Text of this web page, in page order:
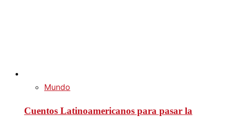
Mundo
Cuentos Latinoamericanos para pasar la